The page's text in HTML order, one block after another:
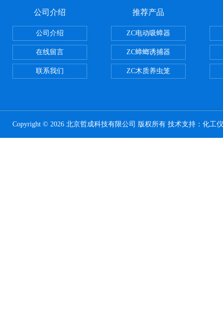
公司介绍
公司介绍
在线留言
联系我们
推荐产品
ZC电动吸蟑器
ZC蟑螂诱捕器
ZC木质养虫笼
Copyright © 2026 北京哲成科技有限公司 版权所有 技术支持： 化工